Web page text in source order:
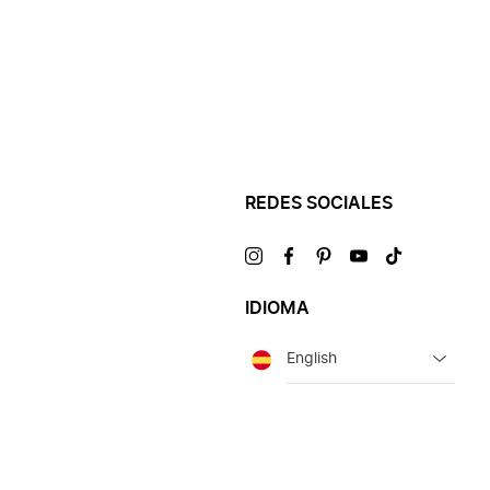
REDES SOCIALES
VisítanosVisítanosVisítanosVisítanosVisítanos
IDIOMA
Idioma